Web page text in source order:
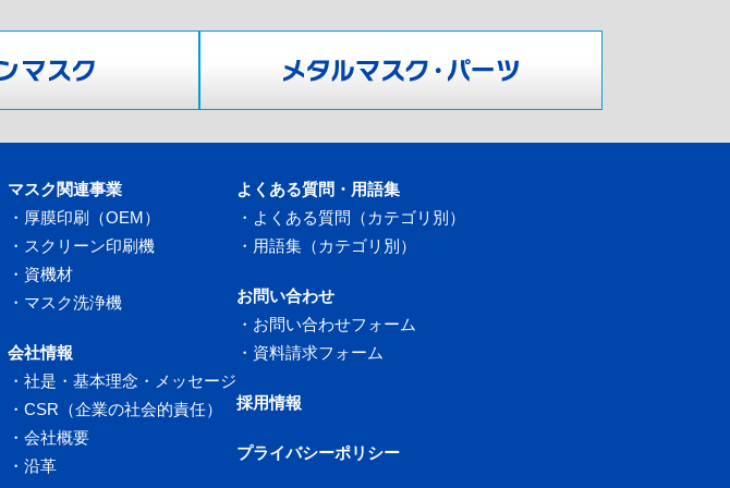
マスク関連事業
・ 厚膜印刷（OEM）
・ スクリーン印刷機
・ 資機材
・ マスク洗浄機
会社情報
・ 社是・基本理念・メッセージ
・ CSR（企業の社会的責任）
・ 会社概要
・ 沿革
よくある質問・用語集
・ よくある質問（カテゴリ別）
・ 用語集（カテゴリ別）
お問い合わせ
・ お問い合わせフォーム
・ 資料請求フォーム
採用情報
プライバシーポリシー